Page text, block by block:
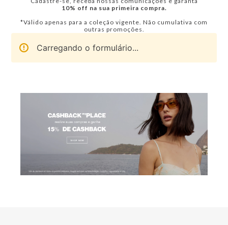
10% off na sua primeira compra.
*Válido apenas para a coleção vigente. Não cumulativa com
outras promoções.
Carregando o formulário...